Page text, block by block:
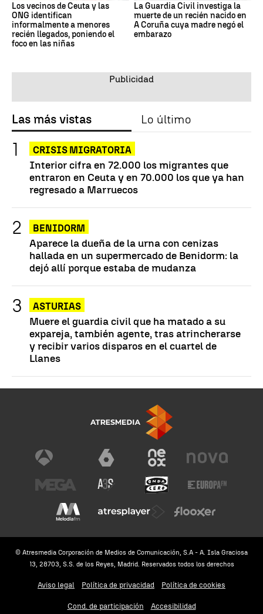
Los vecinos de Ceuta y las
ONG identifican
informalmente a menores
recién llegados, poniendo el
foco en las niñas
La Guardia Civil investiga la
muerte de un recién nacido en
A Coruña cuya madre negó el
embarazo
Las más vistas Lo último
CRISIS MIGRATORIA
Interior cifra en 72.000 los migrantes que
entraron en Ceuta y en 70.000 los que ya han
regresado a Marruecos
BENIDORM
Aparece la dueña de la urna con cenizas
hallada en un supermercado de Benidorm: la
dejó allí porque estaba de mudanza
ASTURIAS
Muere el guardia civil que ha matado a su
expareja, también agente, tras atrincherarse
y recibir varios disparos en el cuartel de
Llanes
© Atresmedia Corporación de Medios de Comunicación, S.A - A. Isla Graciosa
13, 28703, S.S. de los Reyes, Madrid. Reservados todos los derechos
Aviso legal Política de privacidad Política de cookies
Cond. de participación Accesibilidad